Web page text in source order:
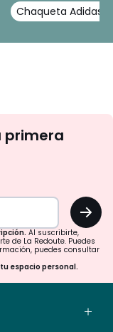
Chaqueta Adidas
primera
OK
Al suscribirte,
de La Redoute. Puedes
puedes consultar
espacio personal.